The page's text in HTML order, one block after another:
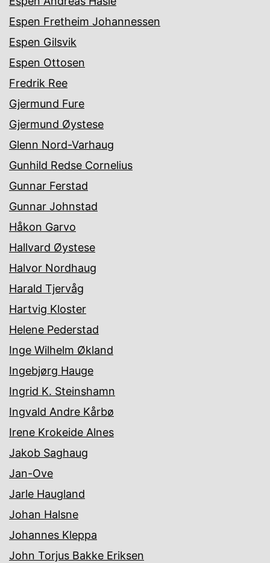
Espen Fretheim Johannessen
Espen Gilsvik
Espen Ottosen
Fredrik Ree
Gjermund Fure
Gjermund Øystese
Glenn Nord-Varhaug
Gunhild Redse Cornelius
Gunnar Ferstad
Gunnar Johnstad
Håkon Garvo
Hallvard Øystese
Halvor Nordhaug
Harald Tjervåg
Hartvig Kloster
Helene Pederstad
Inge Wilhelm Økland
Ingebjørg Hauge
Ingrid K. Steinshamn
Ingvald Andre Kårbø
Irene Krokeide Alnes
Jakob Saghaug
Jan-Ove
Jarle Haugland
Johan Halsne
Johannes Kleppa
John Torjus Bakke Eriksen